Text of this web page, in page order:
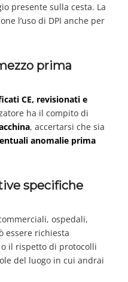
presente sulla cesta. La
l’uso di DPI anche per
prima
CE, revisionati e
ha il compito di
, accertarsi che sia
anomalie prima
specifiche
ospedali,
essere richiesta
o il rispetto di protocolli
del luogo in cui andrai